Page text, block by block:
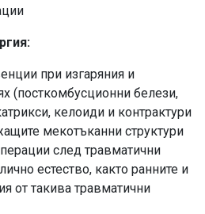
при изгаряния и
(посткомбусционни белези,
келоиди и контрактури
мекотъканни структури
след травматични
естество, както ранните и
от такива травматични